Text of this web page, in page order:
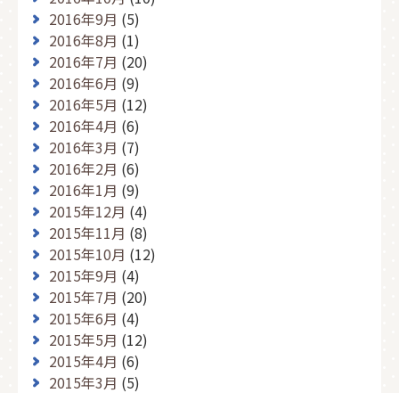
2016年9月 (5)
2016年8月 (1)
2016年7月 (20)
2016年6月 (9)
2016年5月 (12)
2016年4月 (6)
2016年3月 (7)
2016年2月 (6)
2016年1月 (9)
2015年12月 (4)
2015年11月 (8)
2015年10月 (12)
2015年9月 (4)
2015年7月 (20)
2015年6月 (4)
2015年5月 (12)
2015年4月 (6)
2015年3月 (5)